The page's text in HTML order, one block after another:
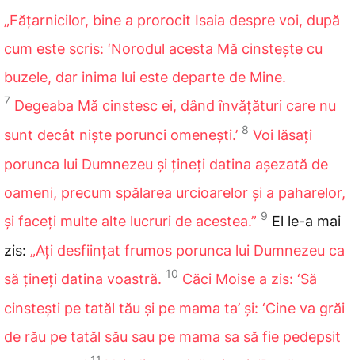
„Fățarnicilor, bine a prorocit Isaia despre voi, după
cum este scris: ‘Norodul acesta Mă cinstește cu
buzele, dar inima lui este departe de Mine.
7 Degeaba Mă cinstesc ei, dând învățături care nu
sunt decât niște porunci omenești.’ 8 Voi lăsați
porunca lui Dumnezeu și țineți datina așezată de
oameni, precum spălarea urcioarelor și a paharelor,
și faceți multe alte lucruri de acestea.” 9 El le-a mai
zis: „Ați desființat frumos porunca lui Dumnezeu ca
să țineți datina voastră. 10 Căci Moise a zis: ‘Să
cinstești pe tatăl tău și pe mama ta’ și: ‘Cine va grăi
de rău pe tatăl său sau pe mama sa să fie pedepsit